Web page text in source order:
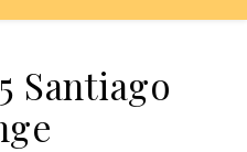
Santiago